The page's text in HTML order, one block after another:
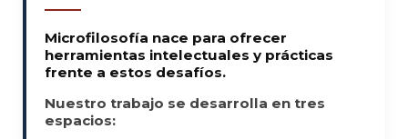
Microfilosofía nace para ofrecer
herramientas intelectuales y prácticas
frente a estos desafíos.
Nuestro trabajo se desarrolla en tres
espacios: